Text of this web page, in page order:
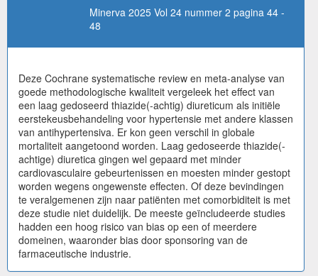
Minerva 2025 Vol 24 nummer 2 pagina 44 -
48
Deze Cochrane systematische review en meta-analyse van
goede methodologische kwaliteit vergeleek het effect van
een laag gedoseerd thiazide(-achtig) diureticum als initiële
eerstekeusbehandeling voor hypertensie met andere klassen
van antihypertensiva. Er kon geen verschil in globale
mortaliteit aangetoond worden. Laag gedoseerde thiazide(-
achtige) diuretica gingen wel gepaard met minder
cardiovasculaire gebeurtenissen en moesten minder gestopt
worden wegens ongewenste effecten. Of deze bevindingen
te veralgemenen zijn naar patiënten met comorbiditeit is met
deze studie niet duidelijk. De meeste geïncludeerde studies
hadden een hoog risico van bias op een of meerdere
domeinen, waaronder bias door sponsoring van de
farmaceutische industrie.